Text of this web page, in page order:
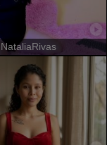
NataliaRivas